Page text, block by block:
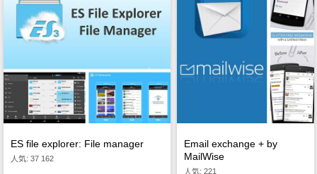
ES file explorer: File manager
人気: 37 162
Email exchange + by
MailWise
人気: 221